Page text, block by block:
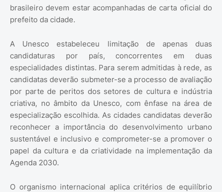
brasileiro devem estar acompanhadas de carta oficial do
prefeito da cidade.
A Unesco estabeleceu limitação de apenas duas
candidaturas por país, concorrentes em duas
especialidades distintas. Para serem admitidas à rede, as
candidatas deverão submeter-se a processo de avaliação
por parte de peritos dos setores de cultura e indústria
criativa, no âmbito da Unesco, com ênfase na área de
especialização escolhida. As cidades candidatas deverão
reconhecer a importância do desenvolvimento urbano
sustentável e inclusivo e comprometer-se a promover o
papel da cultura e da criatividade na implementação da
Agenda 2030.
O organismo internacional aplica critérios de equilíbrio